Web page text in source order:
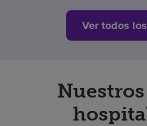
Ver todos